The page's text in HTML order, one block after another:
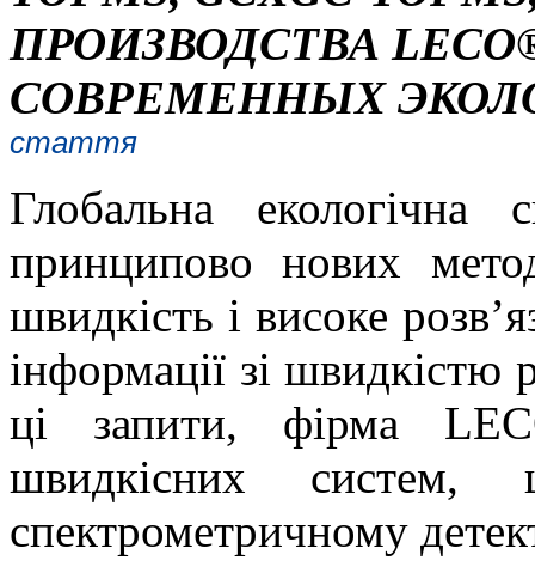
ПРОИЗВОДСТВА
СОВРЕМЕННЫХ
стаття
Глобальна екологічна
принципово нових
швидкість і високе
інформації зі швидкістю
ці запити, фірма
швидкісних
спектрометричному